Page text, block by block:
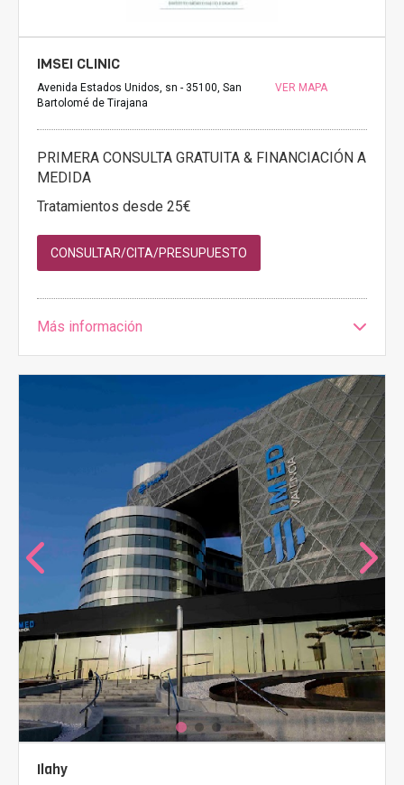
IMSEI CLINIC
Avenida Estados Unidos, sn - 35100, San
Bartolomé de Tirajana
VER MAPA
PRIMERA CONSULTA GRATUITA & FINANCIACIÓN A
MEDIDA
Tratamientos desde 25€
CONSULTAR/CITA/PRESUPUESTO
Más información
Ilahy